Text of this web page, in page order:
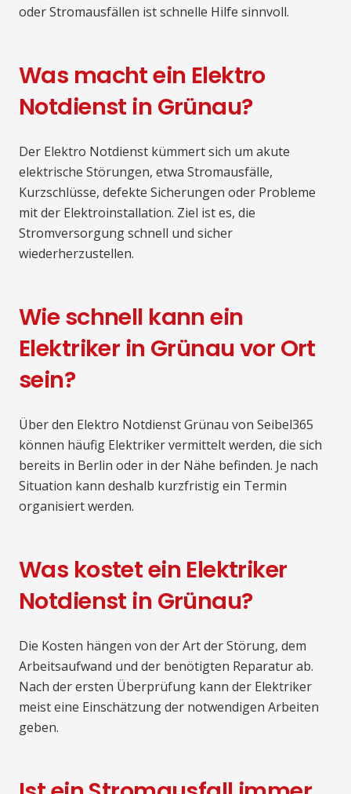
oder Stromausfällen ist schnelle Hilfe sinnvoll.
Was macht ein Elektro
Notdienst in Grünau?
Der Elektro Notdienst kümmert sich um akute
elektrische Störungen, etwa Stromausfälle,
Kurzschlüsse, defekte Sicherungen oder Probleme
mit der Elektroinstallation. Ziel ist es, die
Stromversorgung schnell und sicher
wiederherzustellen.
Wie schnell kann ein
Elektriker in Grünau vor Ort
sein?
Über den Elektro Notdienst Grünau von Seibel365
können häufig Elektriker vermittelt werden, die sich
bereits in Berlin oder in der Nähe befinden. Je nach
Situation kann deshalb kurzfristig ein Termin
organisiert werden.
Was kostet ein Elektriker
Notdienst in Grünau?
Die Kosten hängen von der Art der Störung, dem
Arbeitsaufwand und der benötigten Reparatur ab.
Nach der ersten Überprüfung kann der Elektriker
meist eine Einschätzung der notwendigen Arbeiten
geben.